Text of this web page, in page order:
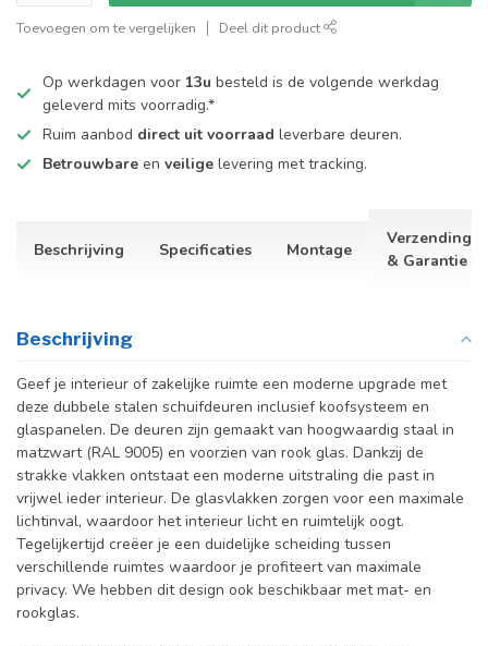
Toevoegen om te vergelijken Deel dit product
Op werkdagen voor 13u besteld is de volgende werkdag
geleverd mits voorradig.*
Ruim aanbod direct uit voorraad leverbare deuren.
Betrouwbare en veilige levering met tracking.
Beschrijving Specificaties Montage
Verzending
& Garantie
Beschrijving
Geef je interieur of zakelijke ruimte een moderne upgrade met
deze dubbele stalen schuifdeuren inclusief koofsysteem en
glaspanelen. De deuren zijn gemaakt van hoogwaardig staal in
matzwart (RAL 9005) en voorzien van rook glas. Dankzij de
strakke vlakken ontstaat een moderne uitstraling die past in
vrijwel ieder interieur. De glasvlakken zorgen voor een maximale
lichtinval, waardoor het interieur licht en ruimtelijk oogt.
Tegelijkertijd creëer je een duidelijke scheiding tussen
verschillende ruimtes waardoor je profiteert van maximale
privacy. We hebben dit design ook beschikbaar met mat- en
rookglas.